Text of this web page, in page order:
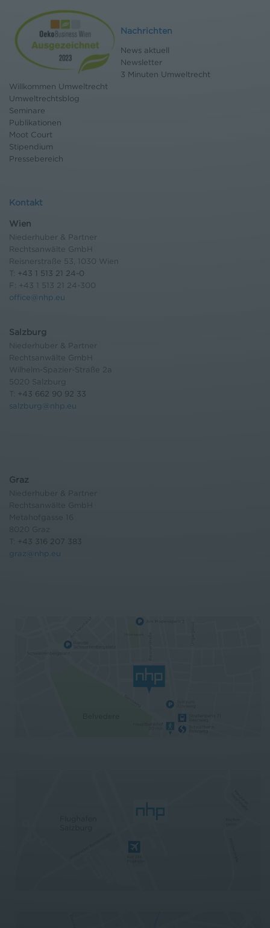
Nachrichten
News aktuell
Newsletter
3 Minuten Umweltrecht
Willkommen Umweltrecht
Umweltrechtsblog
Seminare
Publikationen
Moot Court
Stipendium
Pressebereich
Kontakt
Wien
Niederhuber & Partner
Rechtsanwälte GmbH
Reisnerstraße 53, 1030 Wien
T: +43 1 513 21 24-0
F: +43 1 513 21 24-300
office@nhp.eu
Salzburg
Niederhuber & Partner
Rechtsanwälte GmbH
Wilhelm-Spazier-Straße 2a
5020 Salzburg
+43 662 90 92 33
salzburg@nhp.eu
Graz
Niederhuber & Partner
Rechtsanwälte GmbH
Metahofgasse 16
8020 Graz
+43 316 207 383
graz@nhp.eu